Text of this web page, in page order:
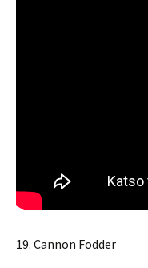
19. Cannon Fodder